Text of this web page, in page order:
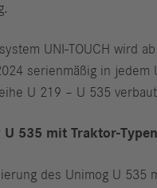
UNI-TOUCH wird
serienmäßig in jedem
U 219 – U 535
535 mit Traktor-
des Unimog U 535